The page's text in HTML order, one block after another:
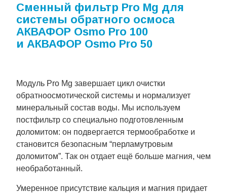
Сменный фильтр Pro Mg для
системы обратного осмоса
АКВАФОР Osmo Pro 100
и АКВАФОР Osmo Pro 50
Модуль Pro Mg завершает цикл очистки
обратноосмотической системы и нормализует
минеральный состав воды. Мы используем
постфильтр со специально подготовленным
доломитом: он подвергается термообработке и
становится безопасным “перламутровым
доломитом”. Так он отдает ещё больше магния, чем
необработанный.
Умеренное присутствие кальция и магния придает